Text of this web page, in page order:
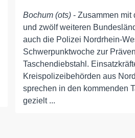
Bochum (ots) - Zusammen mit
und zwölf weiteren
auch die Polizei Nordrhein-
Schwerpunktwoche zur
Taschendiebstahl.
Kreispolizeibehörden aus
sprechen in den kommenden
gezielt ...